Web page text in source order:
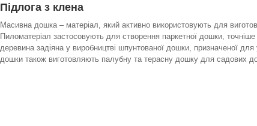
Підлога з клена
Масивна дошка – матеріал, який активно використовують для
Пиломатеріал застосовують для створення паркетної дошки,
деревина задіяна у виробництві шпунтованої дошки, призначеної
дошки також виготовляють палубну та терасну дошку для садових